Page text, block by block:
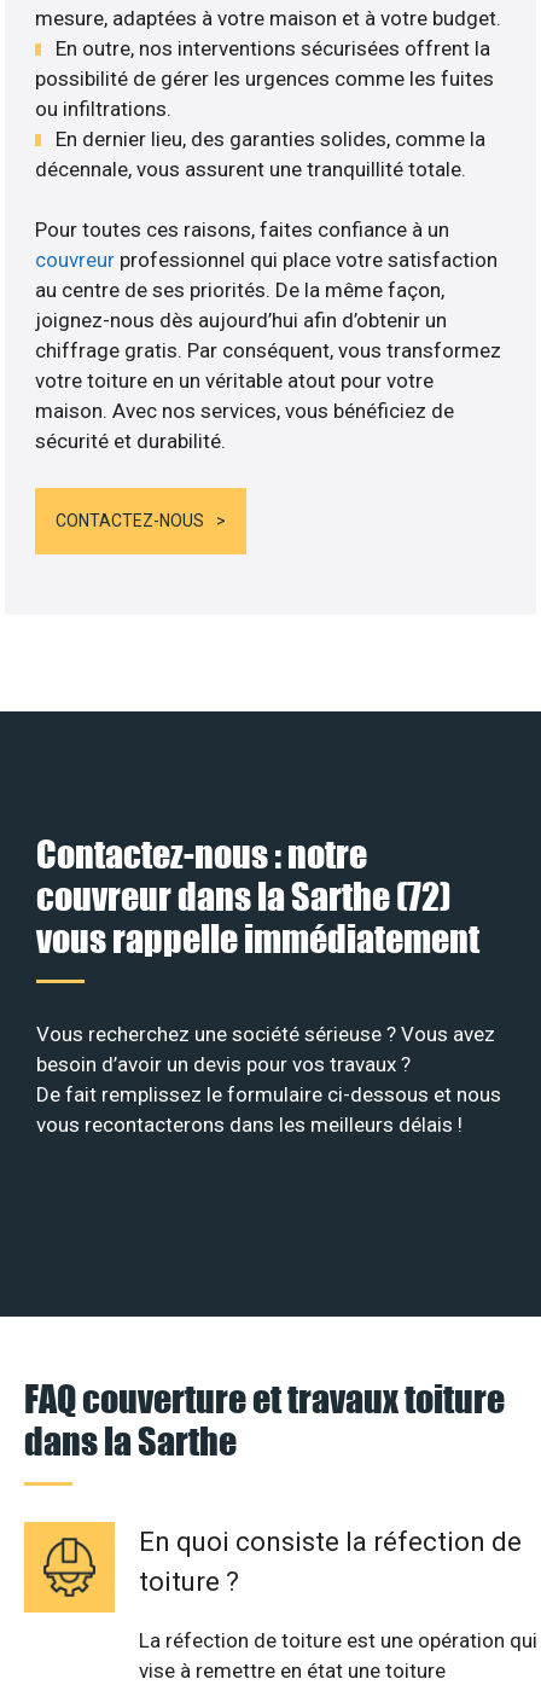
mesure, adaptées à votre maison et à votre budget.
En outre, nos interventions sécurisées offrent la
possibilité de gérer les urgences comme les fuites
ou infiltrations.
En dernier lieu, des garanties solides, comme la
décennale, vous assurent une tranquillité totale.
Pour toutes ces raisons, faites confiance à un
couvreur professionnel qui place votre satisfaction
au centre de ses priorités. De la même façon,
joignez-nous dès aujourd’hui afin d’obtenir un
chiffrage gratis. Par conséquent, vous transformez
votre toiture en un véritable atout pour votre
maison. Avec nos services, vous bénéficiez de
sécurité et durabilité.
CONTACTEZ-NOUS
Contactez-nous : notre
couvreur dans la Sarthe (72)
vous rappelle immédiatement
Vous recherchez une société sérieuse ? Vous avez
besoin d’avoir un devis pour vos travaux ?
De fait remplissez le formulaire ci-dessous et nous
vous recontacterons dans les meilleurs délais !
FAQ couverture et travaux toiture
dans la Sarthe
En quoi consiste la réfection de
toiture ?
La réfection de toiture est une opération qui
vise à remettre en état une toiture